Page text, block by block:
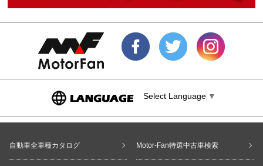
Select Language ▼
自動車全車種カタログ Motor-Fan特選中古車検索